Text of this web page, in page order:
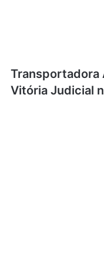
Transportadora
Vitória Judicial